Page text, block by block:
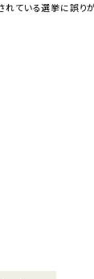
ている選挙に誤り